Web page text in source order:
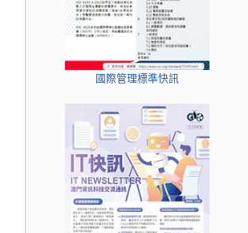
國際管理標準快訊